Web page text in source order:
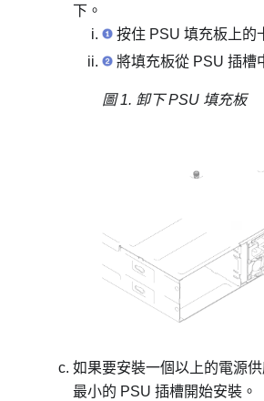
下。
按住 PSU 填充板上的
將填充板從 PSU 插槽
圖 1. 卸下 PSU 填充板
如果要安裝一個以上的電源
最小的 PSU 插槽開始安裝。